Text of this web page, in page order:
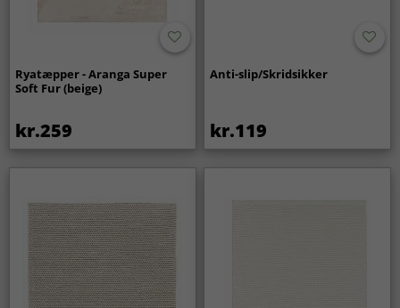
Ryatæpper - Aranga Super
Soft Fur (beige)
kr.259
Anti-slip/Skridsikker
kr.119